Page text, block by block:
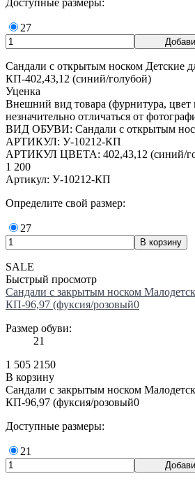
Доступные размеры:
27
Сандали с открытым носком Детские
КП-402,43,12 (синий/голубой)
Уценка
Внешний вид товара (фурнитура,
незначительно отличаться от
ВИД ОБУВИ: Сандали с открытым
АРТИКУЛ: У-10212-КП
АРТИКУЛ ЦВЕТА: 402,43,12 (синий/
1 200
Артикул: У-10212-КП
Определите свой размер:
27
SALE
Быстрый просмотр
Сандали с закрытым носком
КП-96,97 (фуксия/розовый0
Размер обуви:
21
1 505 2150
В корзину
Сандали с закрытым носком
КП-96,97 (фуксия/розовый0
Доступные размеры:
21